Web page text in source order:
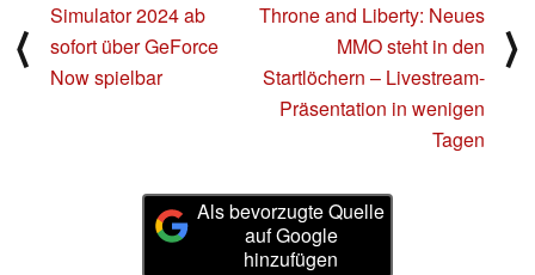
⟨
Simulator 2024 ab
sofort über GeForce
Now spielbar
Throne and Liberty: Neues
MMO steht in den
Startlöchern – Livestream-
Präsentation in wenigen
Tagen
⟩
Als bevorzugte Quelle
auf Google
hinzufügen